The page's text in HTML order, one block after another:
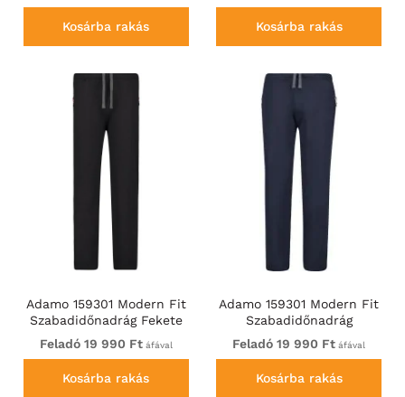
Kosárba rakás Kosárba rakás
Adamo 159301 Modern Fit
Szabadidőnadrág Fekete
Feladó 19 990 Ftáfával
Kosárba rakás
Adamo 159301 Modern Fit
Szabadidőnadrág
Sötétkék
Feladó 19 990 Ft áfával
Kosárba rakás